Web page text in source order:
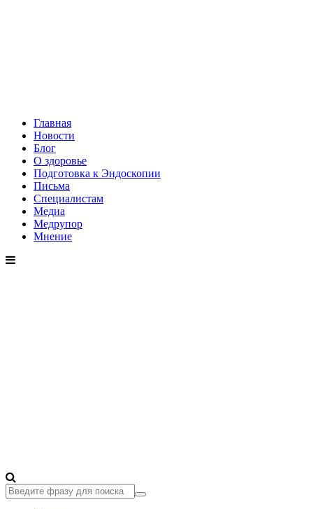
Главная
Новости
Блог
О здоровье
Подготовка к Эндоскопии
Письма
Специалистам
Медиа
Медрупор
Мнение